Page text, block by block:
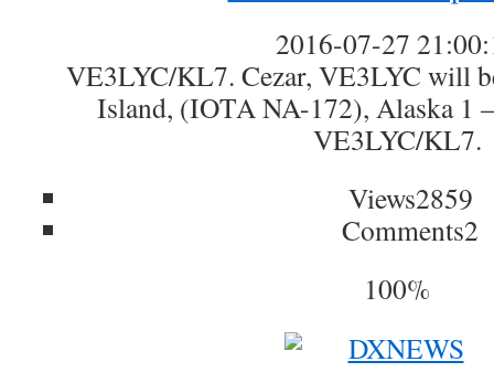
2016-07-27
VE3LYC/KL7. Cezar, VE3LYC will
Island, (IOTA NA-172), Alaska 1
VE3LYC/KL7.
Views2859
Comments2
100%